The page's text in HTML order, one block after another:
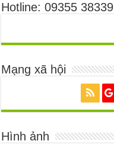
Hotline: 09355 38339
Mạng xã hội
Hình ảnh